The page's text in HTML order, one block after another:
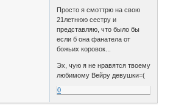
Просто я смоттрю на свою
21летнюю сестру и
представляю, что было бы
если б она фанатела от
божьих коровок...
Эх, чую я не нравятся твоему
любимому Вейру девушки=(
0